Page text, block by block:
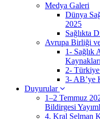
Medya Galeri
Dünya
2025
Sağlıkta
Avrupa Birliği
1- Sağlık
Kaynakları
2- Türkiye
3- AB’ye
Duyurular
1–2 Temmuz
Bildirgesi
4. Kral Selman